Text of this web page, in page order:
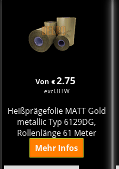
Von €2.75
excl.BTW
Heißprägefolie MATT Gold
metallic Typ 6129DG,
Rollenlänge 61 Meter
Mehr Infos